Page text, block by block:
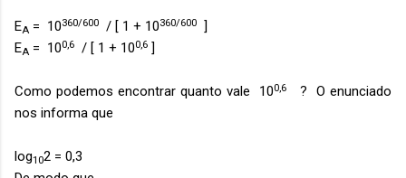
EA = 10360/600 / [ 1 + 10360/600
]
EA = 100,6 / [ 1 + 100,6 ]
Como podemos encontrar quanto vale 100,6
? O enunciado
nos informa que
log102 = 0,3